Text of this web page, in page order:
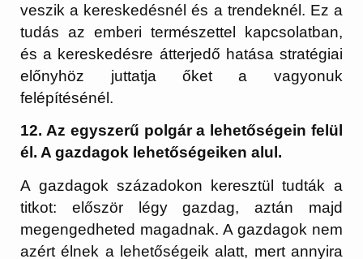
veszik a kereskedésnél és a trendeknél. Ez a
tudás az emberi természettel kapcsolatban,
és a kereskedésre átterjedő hatása stratégiai
előnyhöz juttatja őket a vagyonuk
felépítésénél.
12. Az egyszerű polgár a lehetőségein felül
él. A gazdagok lehetőségeiken alul.
A gazdagok századokon keresztül tudták a
titkot: először légy gazdag, aztán majd
megengedheted magadnak. A gazdagok nem
azért élnek a lehetőségeik alatt, mert annyira